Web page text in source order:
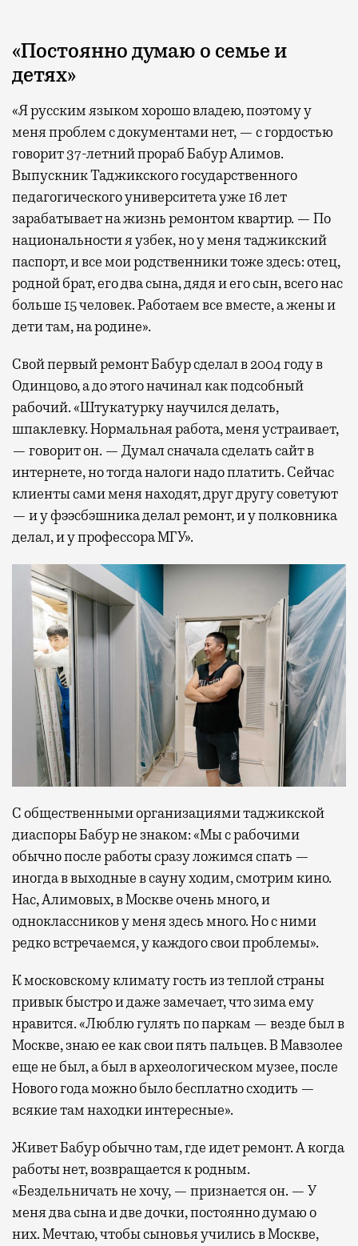
«Постоянно думаю о семье и
детях»
«Я русским языком хорошо владею, поэтому у
меня проблем с документами нет, — с гордостью
говорит 37-летний прораб Бабур Алимов.
Выпускник Таджикского государственного
педагогического университета уже 16 лет
зарабатывает на жизнь ремонтом квартир. — По
национальности я узбек, но у меня таджикский
паспорт, и все мои родственники тоже здесь: отец,
родной брат, его два сына, дядя и его сын, всего нас
больше 15 человек. Работаем все вместе, а жены и
дети там, на родине».
Свой первый ремонт Бабур сделал в 2004 году в
Одинцово, а до этого начинал как подсобный
рабочий. «Штукатурку научился делать,
шпаклевку. Нормальная работа, меня устраивает,
— говорит он. — Думал сначала сделать сайт в
интернете, но тогда налоги надо платить. Сейчас
клиенты сами меня находят, друг другу советуют
— и у фээсбэшника делал ремонт, и у полковника
делал, и у профессора МГУ».
С общественными организациями таджикской
диаспоры Бабур не знаком: «Мы с рабочими
обычно после работы сразу ложимся спать —
иногда в выходные в сауну ходим, смотрим кино.
Нас, Алимовых, в Москве очень много, и
одноклассников у меня здесь много. Но с ними
редко встречаемся, у каждого свои проблемы».
К московскому климату гость из теплой страны
привык быстро и даже замечает, что зима ему
нравится. «Люблю гулять по паркам — везде был в
Москве, знаю ее как свои пять пальцев. В Мавзолее
еще не был, а был в археологическом музее, после
Нового года можно было бесплатно сходить —
всякие там находки интересные».
Живет Бабур обычно там, где идет ремонт. А когда
работы нет, возвращается к родным.
«Бездельничать не хочу, — признается он. — У
меня два сына и две дочки, постоянно думаю о
них. Мечтаю, чтобы сыновья учились в Москве,